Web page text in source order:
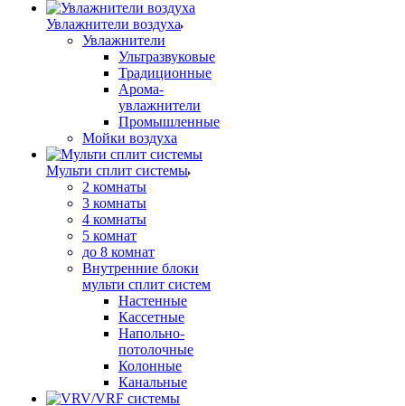
Увлажнители воздуха
Увлажнители
Ультразвуковые
Традиционные
Арома-
увлажнители
Промышленные
Мойки воздуха
Мульти сплит системы
2 комнаты
3 комнаты
4 комнаты
5 комнат
до 8 комнат
Внутренние блоки
мульти сплит систем
Настенные
Кассетные
Напольно-
потолочные
Колонные
Канальные